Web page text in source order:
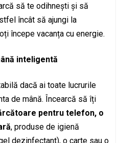
să te odihnești și să
încât să ajungi la
începe vacanța cu energie.
inteligentă
dacă ai toate lucrurile
de mână. Încearcă să îți
pentru telefon, o
, produse de igienă
dezinfectant), o carte sau o